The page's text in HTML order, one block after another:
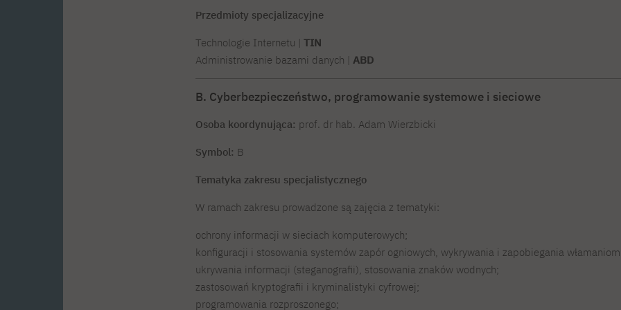
Przedmioty specjalizacyjne
Technologie Internetu | TIN
Administrowanie bazami danych | ABD
B. Cyberbezpieczeństwo, programowanie systemowe i sieciowe
Osoba koordynująca: prof. dr hab. Adam Wierzbicki
Symbol: B
Tematyka zakresu specjalistycznego
W ramach zakresu prowadzone są zajęcia z tematyki:
ochrony informacji w sieciach komputerowych;
konfiguracji i stosowania systemów zapór ogniowych, wykrywania i zapobiegania
ukrywania informacji (steganografii), stosowania znaków wodnych;
zastosowań kryptografii i kryminalistyki cyfrowej;
programowania rozproszonego;